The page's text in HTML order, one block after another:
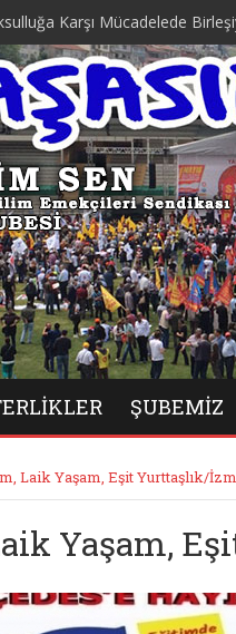
Mücadelede Birleşiyoruz”
ŞUBEMIZ
Laik Yaşam, Eşit Yurttaşlık/
Yaşam,